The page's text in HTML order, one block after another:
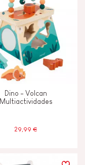
Dino - Volcan
Multiactividades
29,99 €